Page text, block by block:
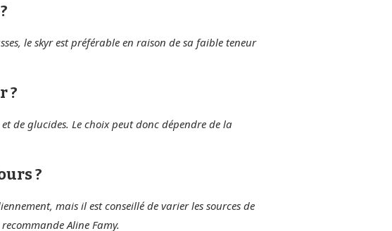
le skyr est préférable en raison de sa faible teneur
?
de glucides. Le choix peut donc dépendre de la
?
mais il est conseillé de varier les sources de
Aline Famy.